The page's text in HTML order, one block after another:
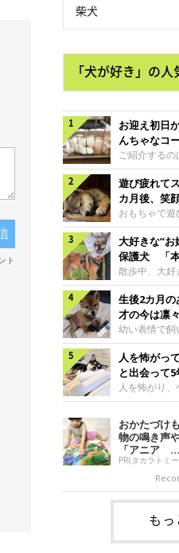
柴犬
「犬が好き」の
お迎え初日
んちゃなコ
コ“コーギ
長！
ご紹介する
＠
シュ・コー
ん。今年の8
んですが、い
したのでし
成長を飼い主
ゃんの成長に
日後の神楽ち
ちゃんの様子
い主さん： 「
るようなコで
遊び疲れて
カ月後、笑
に成長！
おもちゃで遊
犬。あれか
まな変化が見
び疲れて眠る
疲れた様子の
するのは、X
@Pkndg_さ
時、生後4カ
は、なっちゃ
された一枚
族と一緒に
くさん遊んで
めたそうで
@Pkndg_
大好きな“お
保護犬 「本
じる表情に
散歩中、大好
そうな表情
な姿に、見て
す。大好きな
くん妹さんに
表情を見せ
影）。
Twitter）ユ
犬・小次郎
は、飼い主
日、飼い主
中、妹さん
生後2カ月
才の今は凛
「くりくり
幼い表情で飼
犬。1才を迎
くなりまし
いところも
かりの小さ
介くん。
は、X（旧
ん（取材時1
慎之介くんが
えて約2週間
体とあどけ
さんの夫に抱
人を怖がっ
と出会って
の姿にグッ
人を怖がり、
犬。家族と
せ、飼い主
開くようにな
住犬・ライ
Instagramユ
の愛犬・レ
／写真右）で
せる今の姿
ナちゃんに
す。人が怖く
おかたづけ
物の鳴き声
「アニア ...
PR(タカラトミ
も